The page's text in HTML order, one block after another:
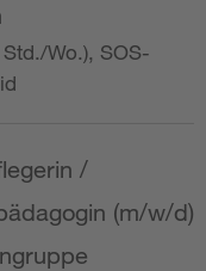
Wo.), SOS-
/
(m/w/d)